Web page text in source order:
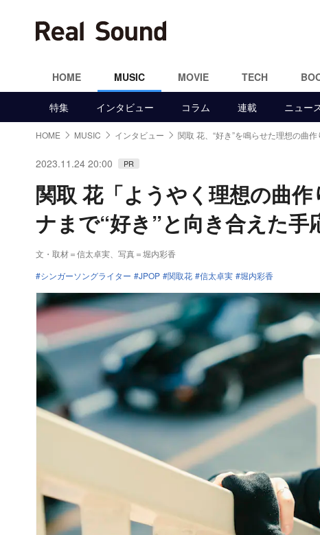
HOME MUSIC MOVIE TECH
特集 インタビュー コラム 連載 ニュー
HOME MUSIC インタビュー 関取 花、“好き”を鳴らせた理想の曲作
2023.11.24 20:00 PR
関取 花「ようやく理想の曲
ナまで“好き”と向き合えた手
文・取材＝信太卓実
写真＝堀内彩香
シンガーソングライター
JPOP 関取花 信太卓実 堀内彩香